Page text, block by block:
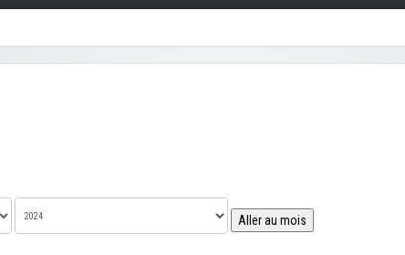
Aller au mois